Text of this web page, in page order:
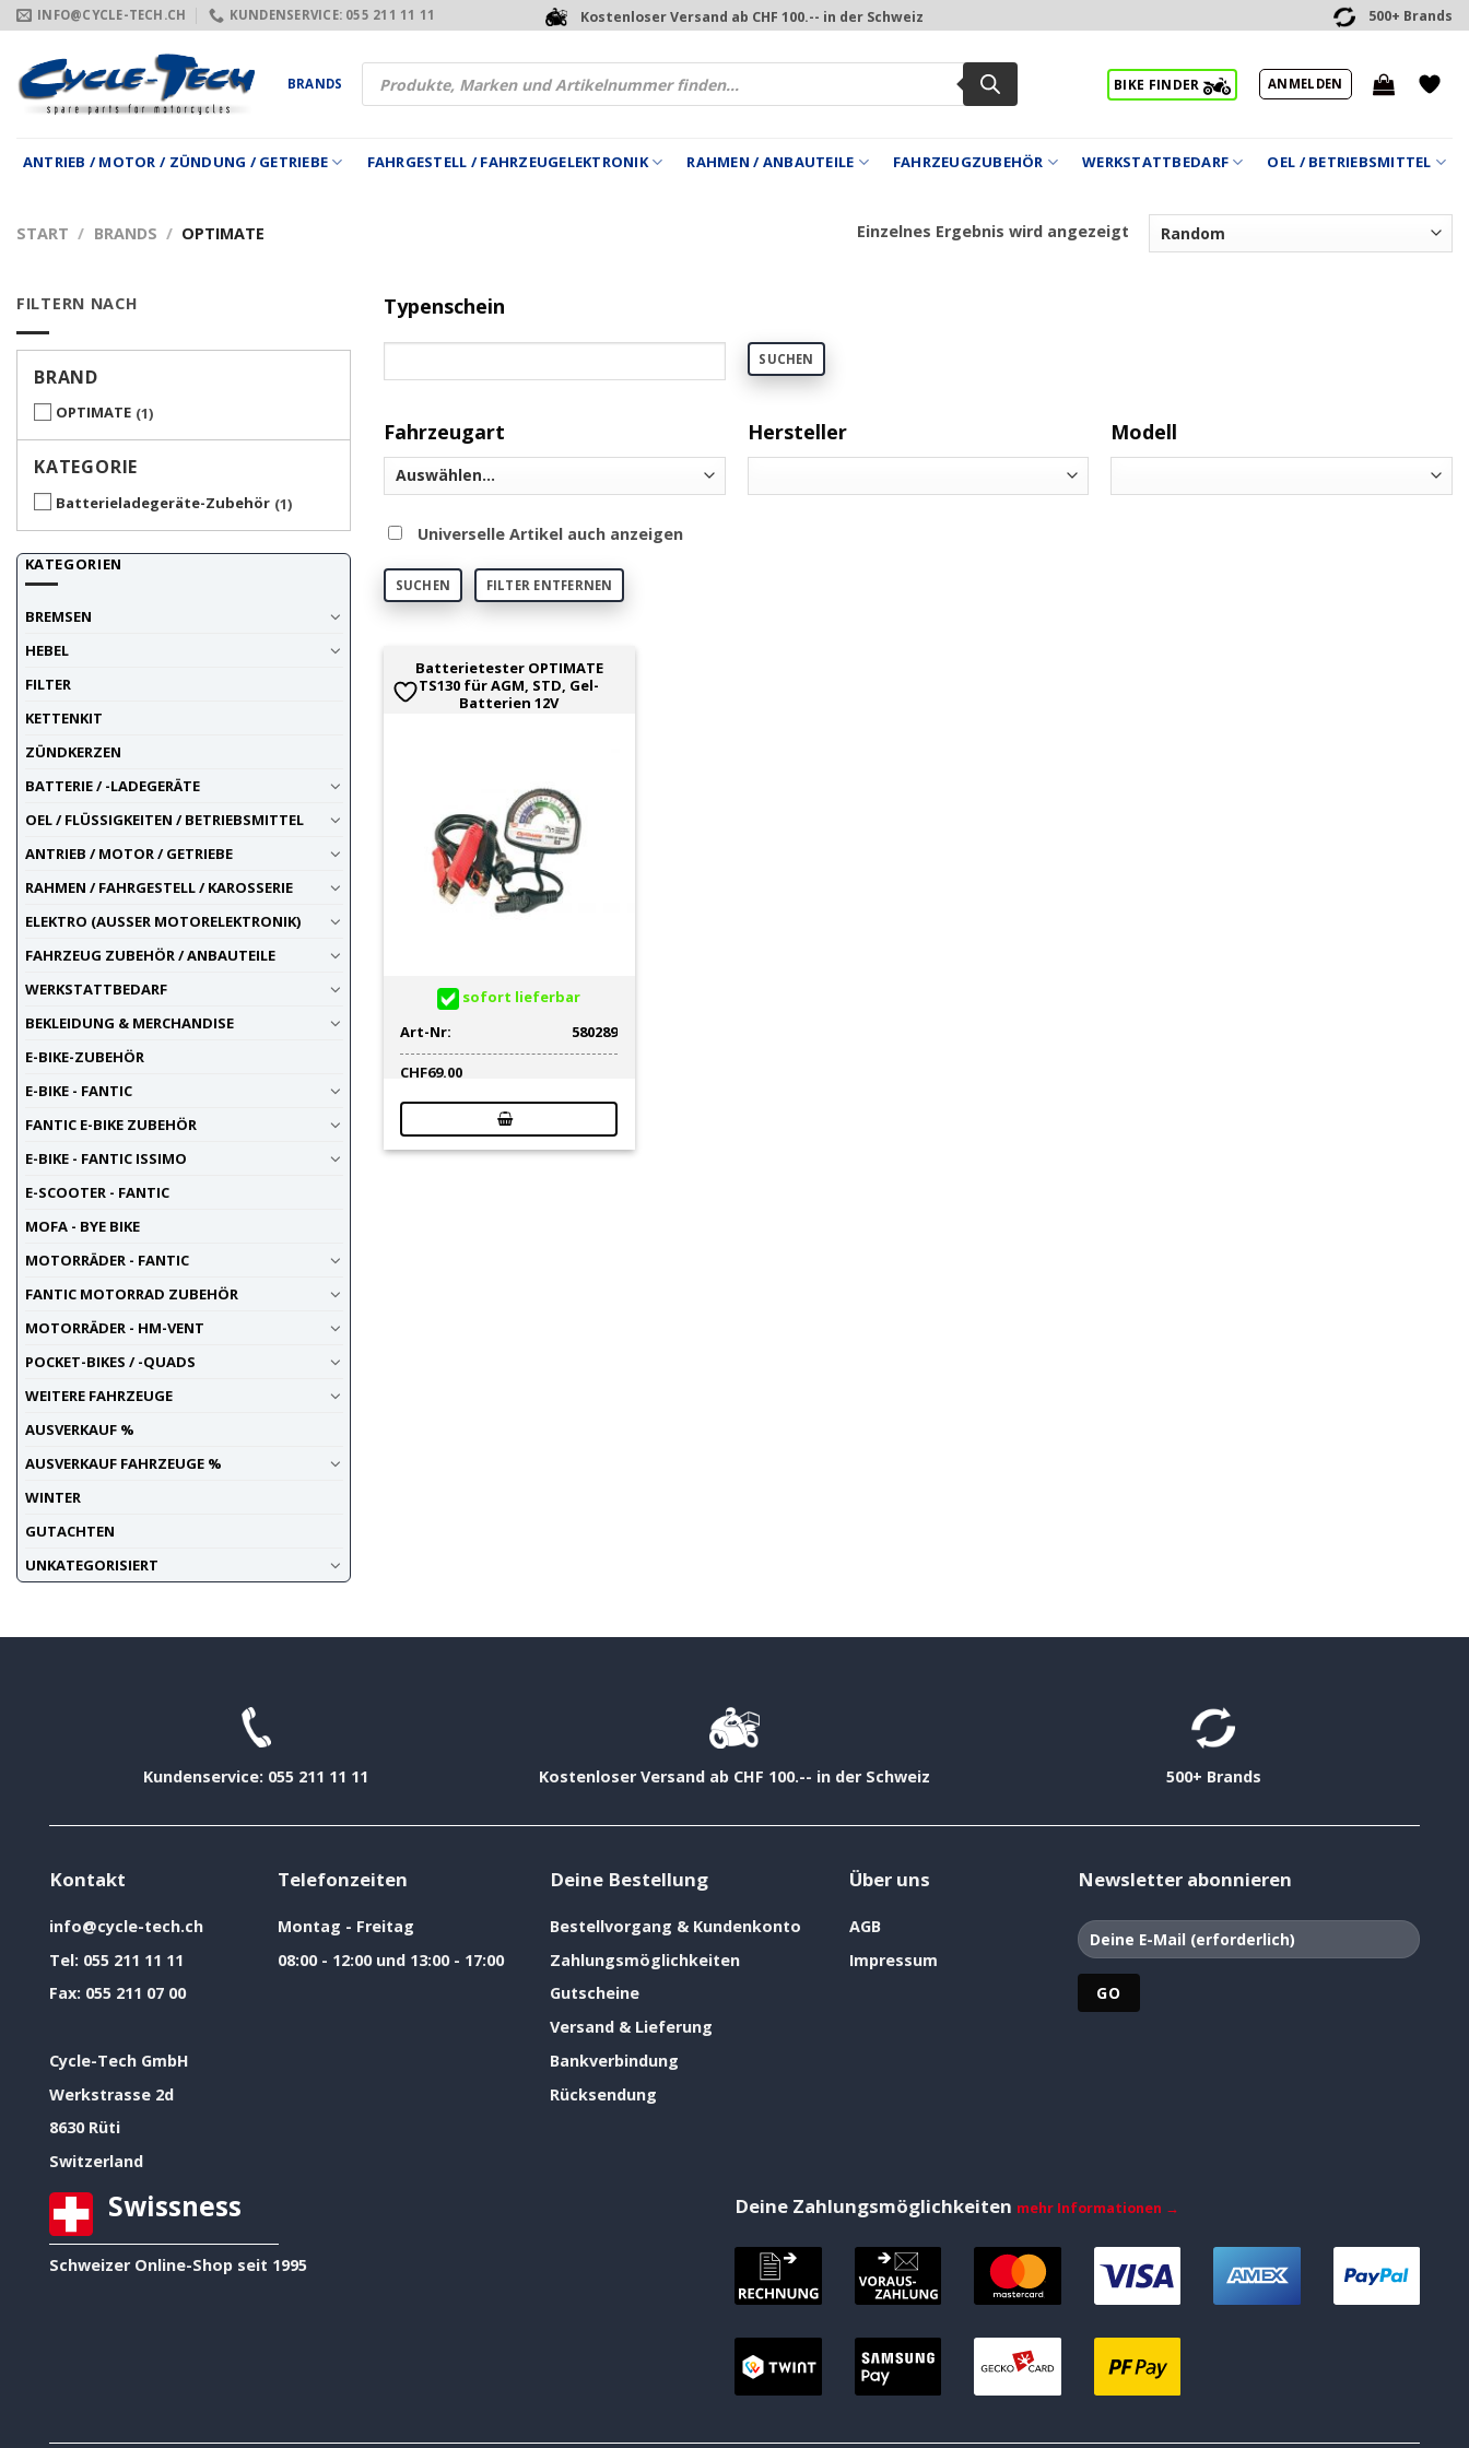
Zum
Inhalt
springen
INFO@CYCLE-TECH.CH KUNDENSERVICE: 055 211 11 11 Kostenloser Versand ab CHF 100.-- in der Schweiz 500+ Brands
BRANDS
Products
search
BIKE FINDER ANMELDEN
ANTRIEB / MOTOR / ZÜNDUNG / GETRIEBE FAHRGESTELL / FAHRZEUGELEKTRONIK RAHMEN / ANBAUTEILE FAHRZEUGZUBEHÖR WERKSTATTBEDARF OEL / BETRIEBSMITTEL
START / BRANDS / OPTIMATE Einzelnes Ergebnis wird angezeigt
FILTERN NACH
BRAND
OPTIMATE 1
KATEGORIE
Batterieladegeräte-Zubehör 1
KATEGORIEN
BREMSEN
HEBEL
FILTER
KETTENKIT
ZÜNDKERZEN
BATTERIE / -LADEGERÄTE
OEL / FLÜSSIGKEITEN / BETRIEBSMITTEL
ANTRIEB / MOTOR / GETRIEBE
RAHMEN / FAHRGESTELL / KAROSSERIE
ELEKTRO (AUSSER MOTORELEKTRONIK)
FAHRZEUG ZUBEHÖR / ANBAUTEILE
WERKSTATTBEDARF
BEKLEIDUNG & MERCHANDISE
E-BIKE-ZUBEHÖR
E-BIKE - FANTIC
FANTIC E-BIKE ZUBEHÖR
E-BIKE - FANTIC ISSIMO
E-SCOOTER - FANTIC
MOFA - BYE BIKE
MOTORRÄDER - FANTIC
FANTIC MOTORRAD ZUBEHÖR
MOTORRÄDER - HM-VENT
POCKET-BIKES / -QUADS
WEITERE FAHRZEUGE
AUSVERKAUF %
AUSVERKAUF FAHRZEUGE %
WINTER
GUTACHTEN
UNKATEGORISIERT
Typenschein
SUCHEN
Fahrzeugart Hersteller Modell
Universelle Artikel auch anzeigen
SUCHEN FILTER ENTFERNEN
Batterietester OPTIMATE
TS130 für AGM, STD, Gel-
Batterien 12V
sofort lieferbar
Art-Nr:
580289
CHF69.00
Kundenservice: 055 211 11 11 Kostenloser Versand ab CHF 100.-- in der Schweiz 500+ Brands
Kontakt
info@cycle-tech.ch
Tel: 055 211 11 11
Fax: 055 211 07 00
Cycle-Tech GmbH
Werkstrasse 2d
8630 Rüti
Switzerland
Telefonzeiten
Montag - Freitag
08:00 - 12:00 und 13:00 - 17:00
Deine Bestellung
Bestellvorgang & Kundenkonto
Zahlungsmöglichkeiten
Gutscheine
Versand & Lieferung
Bankverbindung
Rücksendung
Über uns
AGB
Impressum
Newsletter abonnieren
Swissness
Schweizer Online-Shop seit 1995
Deine Zahlungsmöglichkeiten mehr Informationen →